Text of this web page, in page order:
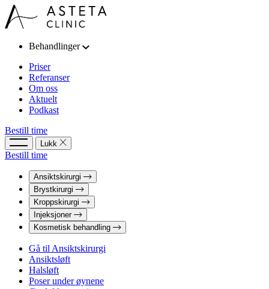
Behandlinger
Priser
Referanser
Om oss
Aktuelt
Podkast
Bestill time
Lukk
Bestill time
Ansiktskirurgi
Brystkirurgi
Kroppskirurgi
Injeksjoner
Kosmetisk behandling
Gå til Ansiktskirurgi
Ansiktsløft
Halsløft
Poser under øynene